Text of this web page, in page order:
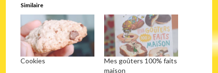
Similaire
Cookies
Mes goûters 100% faits
maison